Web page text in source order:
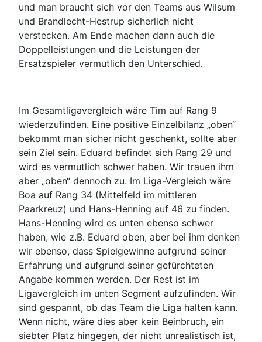
und man braucht sich vor den Teams aus Wilsum
und Brandlecht-Hestrup sicherlich nicht
verstecken. Am Ende machen dann auch die
Doppelleistungen und die Leistungen der
Ersatzspieler vermutlich den Unterschied.
Im Gesamtligavergleich wäre Tim auf Rang 9
wiederzufinden. Eine positive Einzelbilanz „oben“
bekommt man sicher nicht geschenkt, sollte aber
sein Ziel sein. Eduard befindet sich Rang 29 und
wird es vermutlich schwer haben. Wir trauen ihm
aber „oben“ dennoch zu. Im Liga-Vergleich wäre
Boa auf Rang 34 (Mittelfeld im mittleren
Paarkreuz) und Hans-Henning auf 46 zu finden.
Hans-Henning wird es unten ebenso schwer
haben, wie z.B. Eduard oben, aber bei ihm denken
wir ebenso, dass Spielgewinne aufgrund seiner
Erfahrung und aufgrund seiner gefürchteten
Angabe kommen werden. Der Rest ist im
Ligavergleich im unten Segment aufzufinden. Wir
sind gespannt, ob das Team die Liga halten kann.
Wenn nicht, wäre dies aber kein Beinbruch, ein
siebter Platz hingegen, der nicht unrealistisch ist,